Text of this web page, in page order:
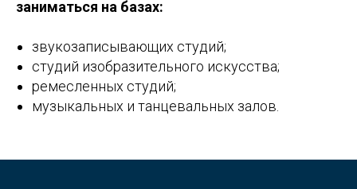
заниматься на базах:
звукозаписывающих студий;
студий изобразительного искусства;
ремесленных студий;
музыкальных и танцевальных залов.